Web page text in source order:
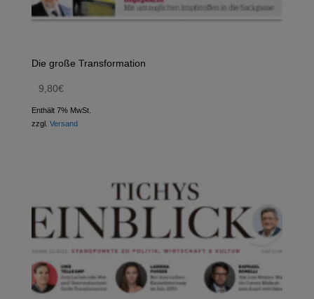
Die große Transformation
9,80€
Enthält 7% MwSt.
zzgl. Versand